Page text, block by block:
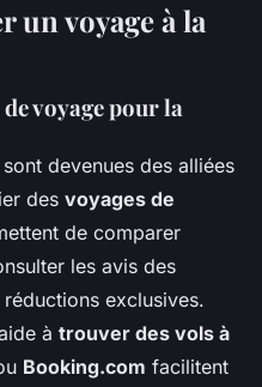
un voyage à la
voyage pour la
devenues des alliées
des voyages de
de comparer
les avis des
exclusives.
à trouver des vols à
Booking.com facilitent